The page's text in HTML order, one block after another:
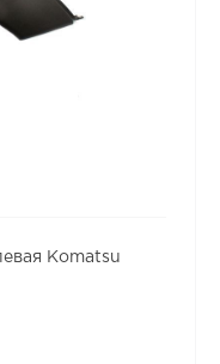
Komatsu